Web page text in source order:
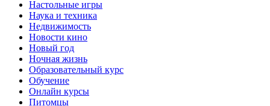
Настольные игры
Наука и техника
Недвижимость
Новости кино
Новый год
Ночная жизнь
Образовательный курс
Обучение
Онлайн курсы
Питомцы